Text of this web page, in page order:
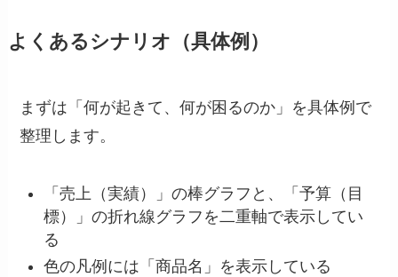
よくあるシナリオ（具体例）
まずは「何が起きて、何が困るのか」を具体例で
整理します。
「売上（実績）」の棒グラフと、「予算（目
標）」の折れ線グラフを二重軸で表示してい
る
色の凡例には「商品名」を表示している